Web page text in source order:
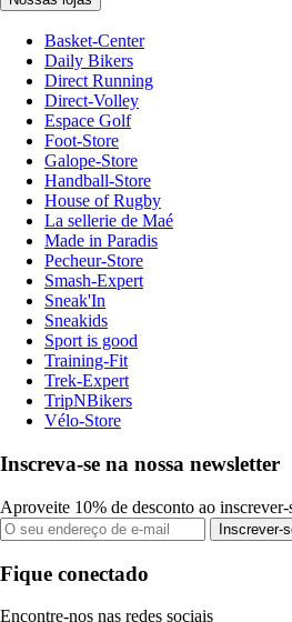
Basket-Center
Daily Bikers
Direct Running
Direct-Volley
Espace Golf
Foot-Store
Galope-Store
Handball-Store
House of Rugby
La sellerie de Maé
Made in Paradis
Pecheur-Store
Smash-Expert
Sneak'In
Sneakids
Sport is good
Training-Fit
Trek-Expert
TripNBikers
Vélo-Store
Inscreva-se na nossa newsletter
Aproveite 10% de desconto ao inscrever-
Inscrever-
Fique conectado
Encontre-nos nas redes sociais